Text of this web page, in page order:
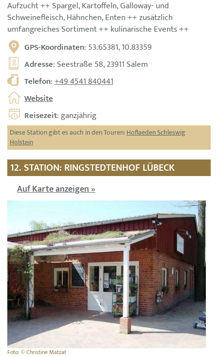
Aufzucht ++ Spargel, Kartoffeln, Galloway- und
Schweinefleisch, Hähnchen, Enten ++ zusätzlich
umfangreiches Sortiment ++ kulinarische Events ++
GPS-Koordinaten: 53.65381, 10.83359
Adresse: Seestraße 58, 23911 Salem
Telefon:+49 4541 840441
Website
Reisezeit: ganzjährig
Diese Station gibt es auch in den Touren:Hoflaeden Schleswig
Holstein
12. STATION: RINGSTEDTENHOF LÜBECK
Auf Karte anzeigen »
Foto: © Christine Matzat